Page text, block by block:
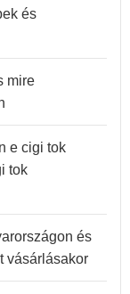
és
mire
e cigi tok
tok
és
vásárlásakor